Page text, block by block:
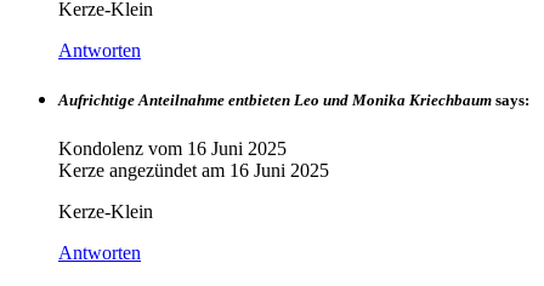
Kerze-Klein
Antworten
Aufrichtige Anteilnahme entbieten Leo und Monika Kriechbaum says:
Kondolenz vom 16 Juni 2025
Kerze angezündet am 16 Juni 2025
Kerze-Klein
Antworten